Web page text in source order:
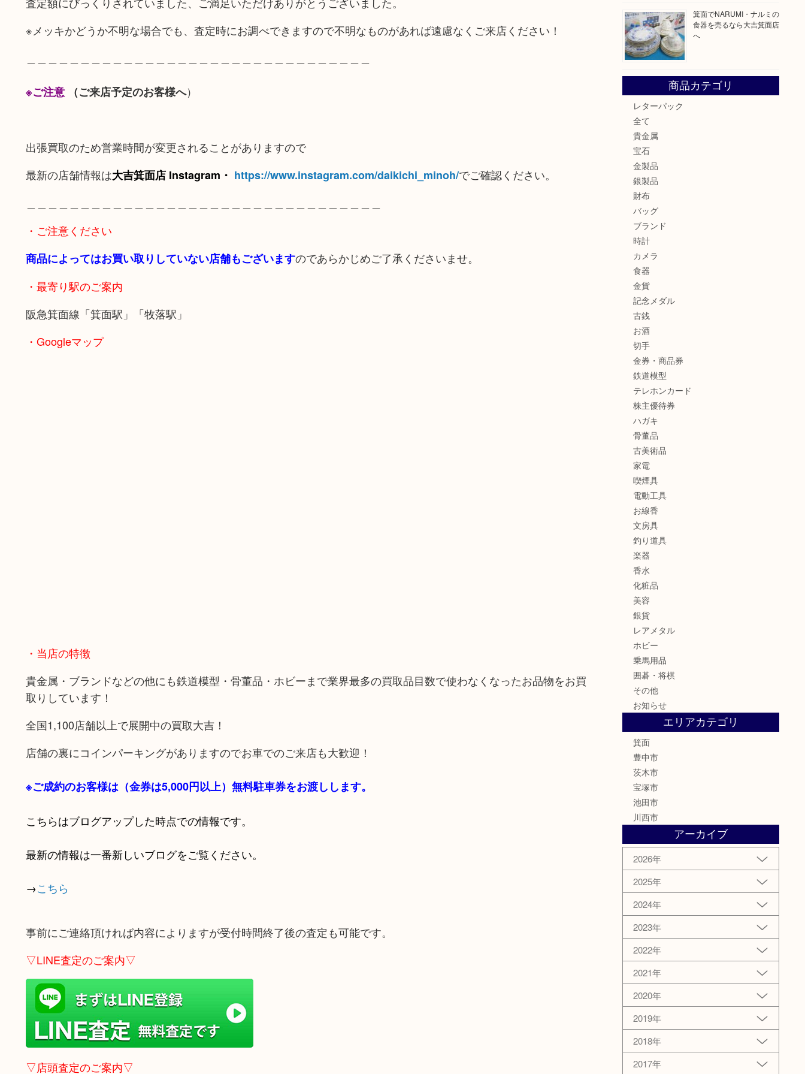
※メッキかどうか不明な場合でも、査定時にお調べできますので不明なものがあれば遠慮なくご来店ください！
※ご注意（ご来店予定のお客様へ）
出張買取のため営業時間が変更されることがありますので
最新の店舗情報は大吉箕面店 Instagram・ https://www.instagram.com/daikichi_minoh/でご確認ください。
・ご注意ください
商品によってはお買い取りしていない店舗もございますのであらかじめご了承くださいませ。
・最寄り駅のご案内
阪急箕面線「箕面駅」「牧落駅」
・Googleマップ
・当店の特徴
貴金属・ブランドなどの他にも鉄道模型・骨董品・ホビーまで業界最多の買取品目数で使わなくなったお品物をお買
取りしています！
全国1,100店舗以上で展開中の買取大吉！
店舗の裏にコインパーキングがありますのでお車でのご来店も大歓迎！
※ご成約のお客様は（金券は5,000円以上）無料駐車券をお渡しします。
こちらはブログアップした時点での情報です。
最新の情報は一番新しいブログをご覧ください。
→こちら
事前にご連絡頂ければ内容によりますが受付時間終了後の査定も可能です。
▽LINE査定のご案内▽
▽店頭査定のご案内▽
箕面でNARUMI・ナルミの
食器を売るなら大吉箕面店
へ
商品カテゴリ
レターパック
全て
貴金属
宝石
金製品
銀製品
財布
バッグ
ブランド
時計
カメラ
食器
金貨
記念メダル
古銭
お酒
切手
金券・商品券
鉄道模型
テレホンカード
株主優待券
ハガキ
骨董品
古美術品
家電
喫煙具
電動工具
お線香
文房具
釣り道具
楽器
香水
化粧品
美容
銀貨
レアメタル
ホビー
乗馬用品
囲碁・将棋
その他
お知らせ
エリアカテゴリ
箕面
豊中市
茨木市
宝塚市
池田市
川西市
アーカイブ
2026年
2025年
2024年
2023年
2022年
2021年
2020年
2019年
2018年
2017年